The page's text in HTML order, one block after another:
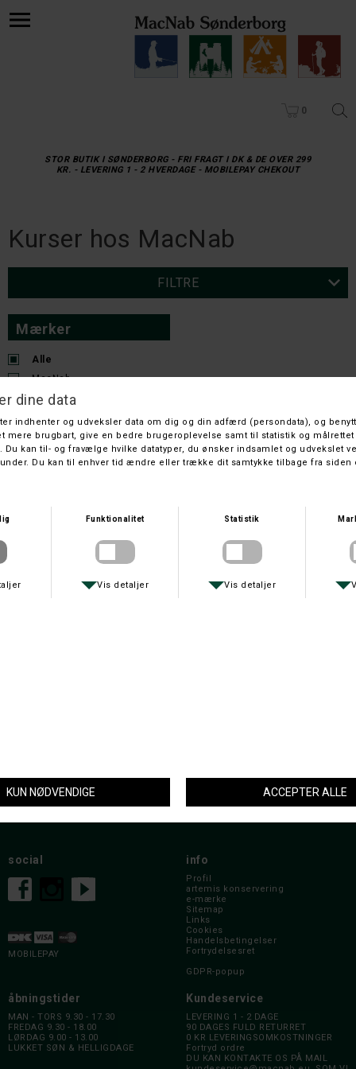
0
STOR BUTIK I SØNDERBORG - FRI FRAGT I DK & DE OVER 299
KR. - LEVERING 1 - 2 HVERDAGE - MOBILEPAY CHEKOUT
Kurser hos MacNab
FILTRE
Mærker
Alle
MacNab
Nyeste Titel Pris
social
MOBILEPAY
info
Profil
artemis konservering
e-mærke
Sitemap
Links
Cookies
Handelsbetingelser
Fortrydelsesret
GDPR-popup
åbningstider
MAN - TORS 9.30 - 17.30
FREDAG 9.30 - 18.00
LØRDAG 9.00 - 13.00
LUKKET SØN & HELLIGDAGE
Kundeservice
LEVERING 1 - 2 DAGE
90 DAGES FULD RETURRET
0 KR LEVERINGSOMKOSTNINGER
Fortryd ordre
DU KAN KONTAKTE OS PÅ MAIL